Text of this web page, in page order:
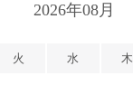
2026年08月
火 水 木